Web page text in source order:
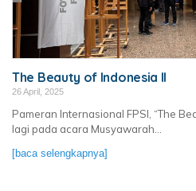
The Beauty of Indonesia II
26 April, 2025
Pameran Internasional FPSI, “The
lagi pada acara Musyawarah...
[baca selengkapnya]